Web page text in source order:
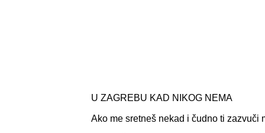
U ZAGREBU KAD NIKOG NEMA
Ako me sretneš nekad i čudno ti zazvuči